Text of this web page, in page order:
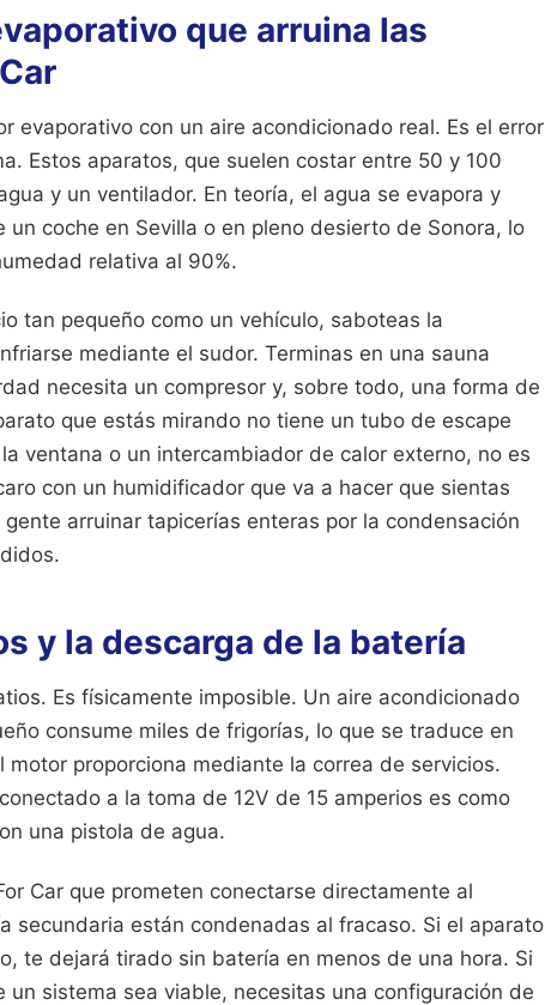
que arruina las
evaporativo con un aire acondicionado real. Es el error
Estos aparatos, que suelen costar entre 50 y 100
y un ventilador. En teoría, el agua se evapora y
coche en Sevilla o en pleno desierto de Sonora, lo
relativa al 90%.
tan pequeño como un vehículo, saboteas la
mediante el sudor. Terminas en una sauna
necesita un compresor y, sobre todo, una forma de
que estás mirando no tiene un tubo de escape
ventana o un intercambiador de calor externo, no es
con un humidificador que va a hacer que sientas
arruinar tapicerías enteras por la condensación
y la descarga de la batería
Es físicamente imposible. Un aire acondicionado
consume miles de frigorías, lo que se traduce en
proporciona mediante la correa de servicios.
a la toma de 12V de 15 amperios es como
una pistola de agua.
Car que prometen conectarse directamente al
secundaria están condenadas al fracaso. Si el aparato
te dejará tirado sin batería en menos de una hora. Si
un sistema sea viable, necesitas una configuración de